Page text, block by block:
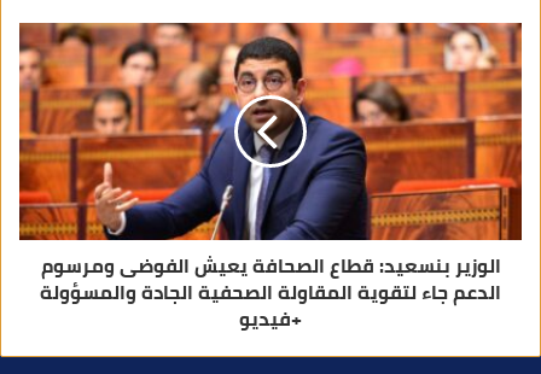
الوزير بنسعيد: قطاع الصحافة يعيش الفوضى ومرسوم
الدعم جاء لتقوية المقاولة الصحفية الجادة والمسؤولة
+فيديو